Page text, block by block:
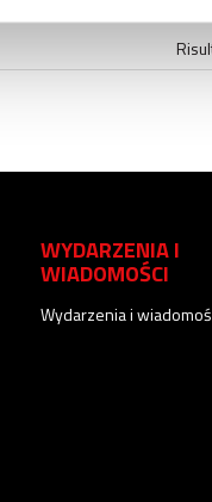
WYDARZENIA I
WIADOMOŚCI
Wydarzenia i